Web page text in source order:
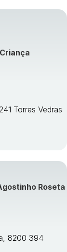
Torres Vedras
Roseta
8200 394